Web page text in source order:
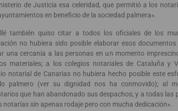
de Justicia esa celeridad, que permitió a los
en beneficio de la sociedad palmera».
también quiso citar a todos los oficiales de los
no hubiera sido posible elaborar esos
una cercanía a las personas en un momento
materiales; a los colegios notariales de Cataluña y
notarial de Canarias no hubiera hecho posible este
palmero (ver su dignidad nos ha conmovido); al
que han abandonado sus despachos; y a todas las
notarías sin apenas rodaje pero con mucha dedicación».